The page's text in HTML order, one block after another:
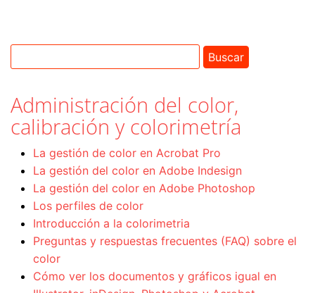
Administración del color,
calibración y colorimetría
La gestión de color en Acrobat Pro
La gestión del color en Adobe Indesign
La gestión del color en Adobe Photoshop
Los perfiles de color
Introducción a la colorimetria
Preguntas y respuestas frecuentes (FAQ) sobre el
color
Cómo ver los documentos y gráficos igual en